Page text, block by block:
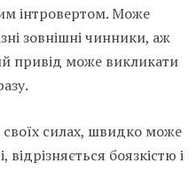
інтровертом. Може
зовнішні чинники, аж
привід може викликати
силах, швидко може
відрізняється боязкістю і